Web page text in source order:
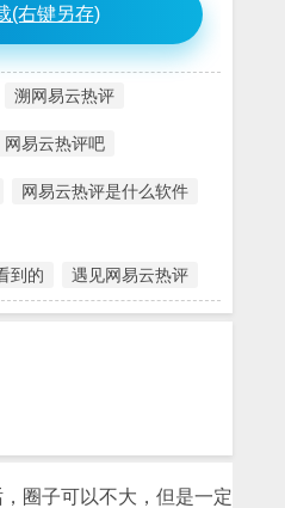
(右键另存)
溯网易云热评
网易云热评吧
网易云热评是什么软件
到的 遇见网易云热评
圈子可以不大，但是一定要留